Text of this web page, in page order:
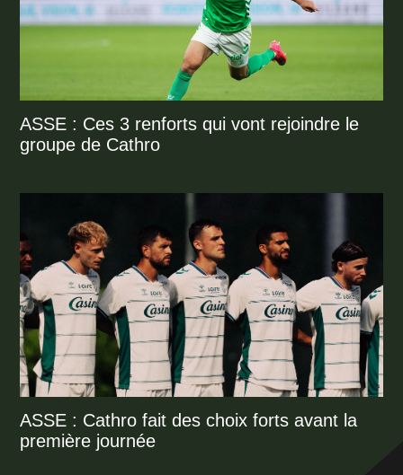
ASSE : Ces 3 renforts qui vont rejoindre le
groupe de Cathro
ASSE : Cathro fait des choix forts avant la
première journée